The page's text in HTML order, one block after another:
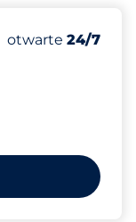
Liczba miejsc
Całkowita
otwarte 24/7